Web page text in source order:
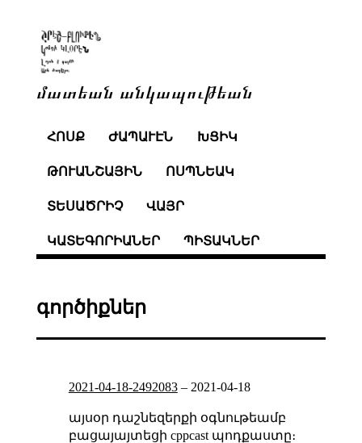
մատեան անկապութեան
ՀՈՍՔ ԺԱՊԱՒԷՆ ԽՑԻԿ
ԹՈՒԱՆՇԱՅԻՆ ՈՍՊՆԵԱԿ
ՏԵՍԱԾՐԻՉ ՎԱՅՐ
ԿԱՏԵԳՈՐԻԱՆԵՐ ՊԻՏԱԿՆԵՐ
գործիքներ
2021-04-18-2492083– 2021-04-18
այսօր դաշնեզերքի օգնութեամբ
բացայայտեցի cppcast պոդքաստը։